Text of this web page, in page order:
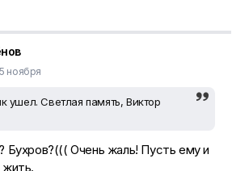
ноября
ушел. Светлая память, Виктор
Бухров?((( Очень жаль! Пусть ему и